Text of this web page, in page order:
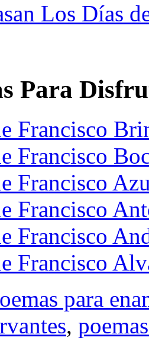
Los Días
Para
Francisco
Francisco
Francisco
Francisco
Francisco
Francisco
para
,